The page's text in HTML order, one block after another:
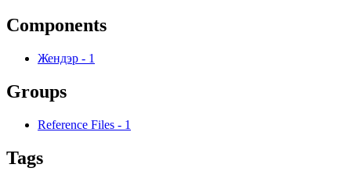
Components
Жендэр - 1
Groups
Reference Files - 1
Tags